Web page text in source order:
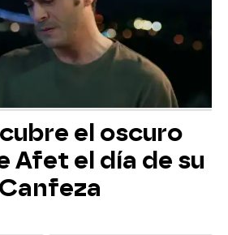
el oscuro
Afet el día de su